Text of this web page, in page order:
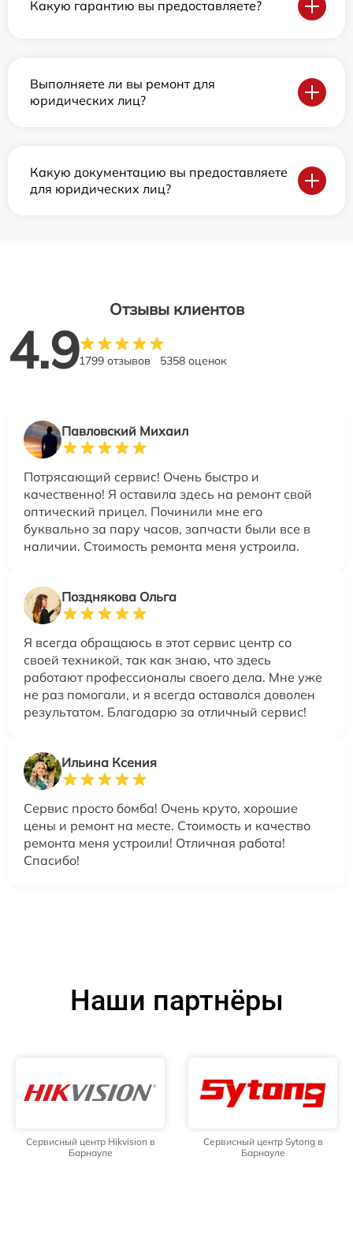
Какую гарантию вы предоставляете?
Выполняете ли вы ремонт для
юридических лиц?
Какую документацию вы предоставляете
для юридических лиц?
Отзывы клиентов
4.91799 отзывов 5358 оценок
Павловский Михаил
Потрясающий сервис! Очень быстро и
качественно! Я оставила здесь на ремонт свой
оптический прицел. Починили мне его
буквально за пару часов, запчасти были все в
наличии. Стоимость ремонта меня устроила.
Позднякова Ольга
Я всегда обращаюсь в этот сервис центр со
своей техникой, так как знаю, что здесь
работают профессионалы своего дела. Мне уже
не раз помогали, и я всегда оставался доволен
результатом. Благодарю за отличный сервис!
Ильина Ксения
Сервис просто бомба! Очень круто, хорошие
цены и ремонт на месте. Стоимость и качество
ремонта меня устроили! Отличная работа!
Спасибо!
Наши партнёры
Сервисный центр Hikvision в
Барнауле
Сервисный центр Sytong в
Барнауле